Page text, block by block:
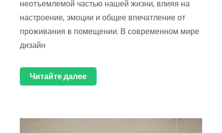
неотъемлемой частью нашей жизни, влияя на
настроение, эмоции и общее впечатление от
проживания в помещении. В современном мире
дизайн
Читайте далее